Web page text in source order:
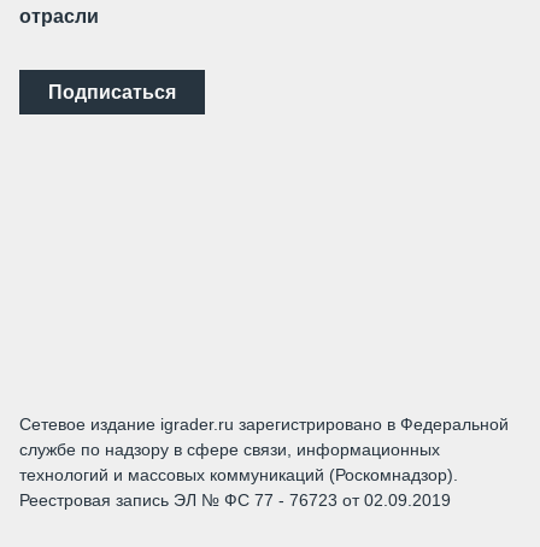
отрасли
Подписаться
Сетевое издание igrader.ru зарегистрировано в Федеральной
службе по надзору в сфере связи, информационных
технологий и массовых коммуникаций (Роскомнадзор).
Реестровая запись ЭЛ № ФС 77 - 76723 от 02.09.2019